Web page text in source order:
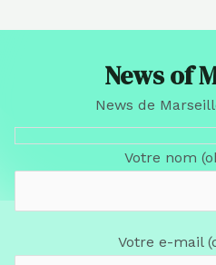
News of
News de
Votre nom
Votre e-mail